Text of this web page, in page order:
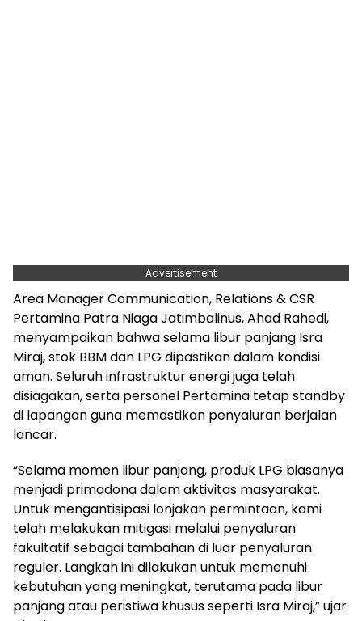
Advertisement
Area Manager Communication, Relations & CSR
Pertamina Patra Niaga Jatimbalinus, Ahad Rahedi,
menyampaikan bahwa selama libur panjang Isra
Miraj, stok BBM dan LPG dipastikan dalam kondisi
aman. Seluruh infrastruktur energi juga telah
disiagakan, serta personel Pertamina tetap standby
di lapangan guna memastikan penyaluran berjalan
lancar.
“Selama momen libur panjang, produk LPG biasanya
menjadi primadona dalam aktivitas masyarakat.
Untuk mengantisipasi lonjakan permintaan, kami
telah melakukan mitigasi melalui penyaluran
fakultatif sebagai tambahan di luar penyaluran
reguler. Langkah ini dilakukan untuk memenuhi
kebutuhan yang meningkat, terutama pada libur
panjang atau peristiwa khusus seperti Isra Miraj,” ujar